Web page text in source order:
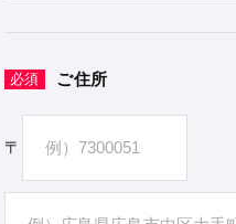
必須 ご住所
〒